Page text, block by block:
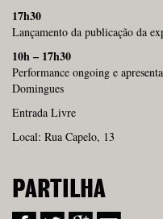
17h30
Lançamento da publicação da
10h – 17h30
Performance ongoing e
Domingues
Entrada Livre
Local: Rua Capelo, 13
PARTILHA